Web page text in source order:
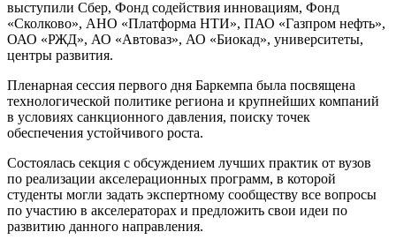
выступили Сбер, Фонд содействия инновациям, Фонд
«Сколково», АНО «Платформа НТИ», ПАО «Газпром нефть»,
ОАО «РЖД», АО «Автоваз», АО «Биокад», университеты,
центры развития.
Пленарная сессия первого дня Баркемпа была посвящена
технологической политике региона и крупнейших компаний
в условиях санкционного давления, поиску точек
обеспечения устойчивого роста.
Состоялась секция с обсуждением лучших практик от вузов
по реализации акселерационных программ, в которой
студенты могли задать экспертному сообществу все вопросы
по участию в акселераторах и предложить свои идеи по
развитию данного направления.